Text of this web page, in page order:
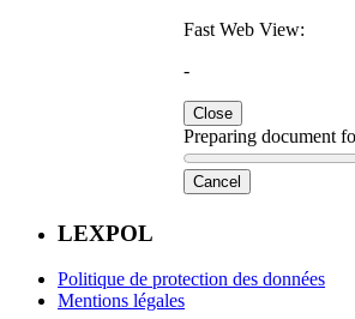
Fast Web View:
-
Close
Preparing document
Cancel
LEXPOL
Politique de protection des données
Mentions légales